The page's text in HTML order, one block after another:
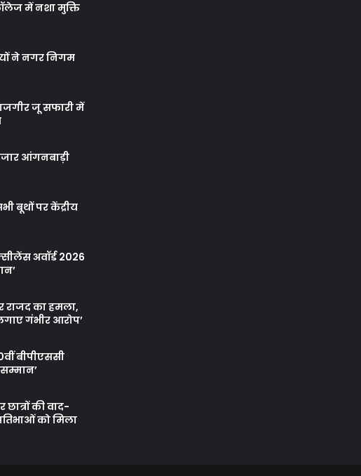
में नशा मुक्ति
ने नगर निगम
जू सफारी में
आंगनबाड़ी
बूथों पर केंद्रीय
अवॉर्ड 2026
राजद का हमला,
गंभीर आरोप’
बीपीएससी
की वाद-
को मिला